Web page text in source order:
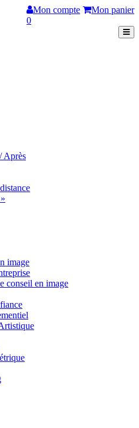
Mon compte
Mon panier
0
Après
image
conseil en image